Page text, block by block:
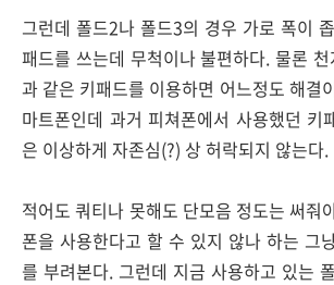
그런데 폴드2나 폴드3의 경우 가로 폭이
패드를 쓰는데 무척이나 불편하다. 물론
과 같은 키패드를 이용하면 어느정도 해결
마트폰인데 과거 피쳐폰에서 사용했던 키
은 이상하게 자존심(?) 상 허락되지 않는다.
적어도 쿼티나 못해도 단모음 정도는 써줘
폰을 사용한다고 할 수 있지 않나 하는 그
를 부려본다. 그런데 지금 사용하고 있는